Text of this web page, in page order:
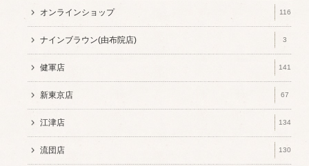
オンラインショップ 116
ナインブラウン(由布院店) 3
健軍店 141
新東京店 67
江津店 134
流団店 130